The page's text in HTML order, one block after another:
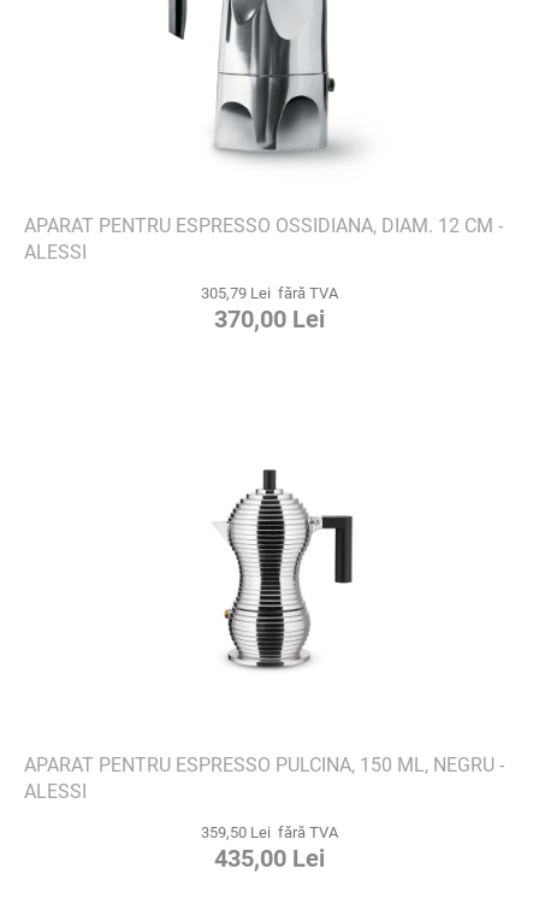
APARAT PENTRU ESPRESSO OSSIDIANA, DIAM. 12 CM -
ALESSI
305,79 Lei fără TVA
370,00 Lei
APARAT PENTRU ESPRESSO PULCINA, 150 ML, NEGRU -
ALESSI
359,50 Lei fără TVA
435,00 Lei